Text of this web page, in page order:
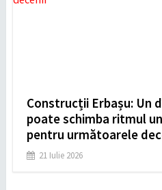
Construcții Erbașu: Un
poate schimba ritmul
pentru următoarele
21 Iulie 2026